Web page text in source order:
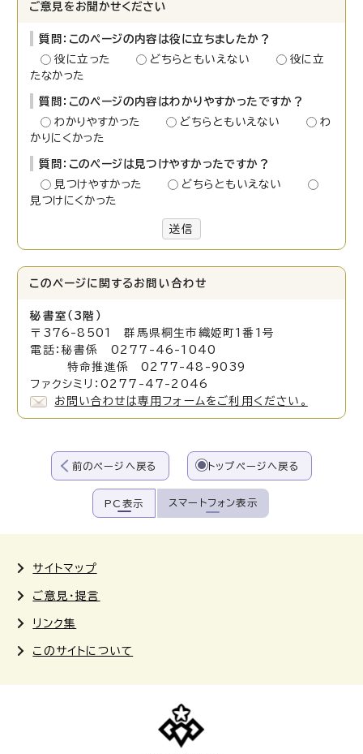
ご意見をお聞かせください
質問：このページの内容は役に立ちましたか？
役に立った
どちらともいえない
役に立
たなかった
質問：このページの内容はわかりやすかったですか？
わかりやすかった
どちらともいえない
わ
かりにくかった
質問：このページは見つけやすかったですか？
見つけやすかった
どちらともいえない
見つけにくかった
送信
このページに関する お問い合わせ
秘書室（3階）
〒376-8501 群馬県桐生市織姫町1番1号
電話：秘書係 0277-46-1040
特命推進係 0277-48-9039
ファクシミリ：0277-47-2046
お問い合わせは専用フォームをご利用ください。
前のページへ戻る トップページへ戻る
PC表示 スマートフォン表示
サイトマップ
ご意見・提言
リンク集
このサイトについて